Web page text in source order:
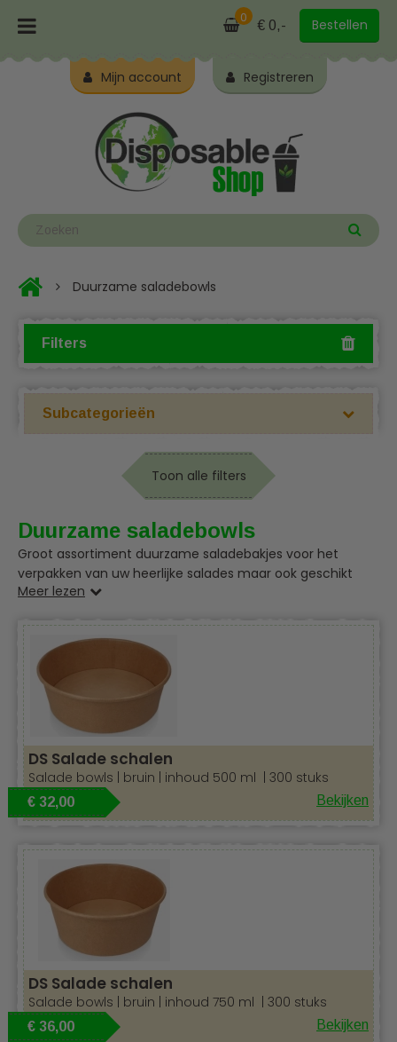
0 € 0,- Bestellen
Mijn account Registreren
Duurzame saladebowls
Filters
Subcategorieën
Toon alle filters
Duurzame saladebowls
Groot assortiment duurzame saladebakjes voor het
verpakken van uw heerlijke salades maar ook geschikt
voor andere gerechten. Zie ook ons assortiment
servetten, tafelkleden, koffiebekers, neem snel een kijkje
in onze webshop.
Meer lezen
DS Salade schalen
Salade bowls | bruin | inhoud 500 ml | 300 stuks
€ 32,00 Bekijken
DS Salade schalen
Salade bowls | bruin | inhoud 750 ml | 300 stuks
€ 36,00 Bekijken